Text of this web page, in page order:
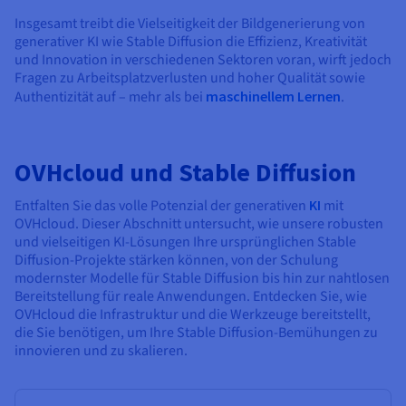
Insgesamt treibt die Vielseitigkeit der Bildgenerierung von
generativer KI wie Stable Diffusion die Effizienz, Kreativität
und Innovation in verschiedenen Sektoren voran, wirft jedoch
Fragen zu Arbeitsplatzverlusten und hoher Qualität sowie
Authentizität auf – mehr als bei maschinellem Lernen.
OVHcloud und Stable Diffusion
Entfalten Sie das volle Potenzial der generativen KI mit
OVHcloud. Dieser Abschnitt untersucht, wie unsere robusten
und vielseitigen KI-Lösungen Ihre ursprünglichen Stable
Diffusion-Projekte stärken können, von der Schulung
modernster Modelle für Stable Diffusion bis hin zur nahtlosen
Bereitstellung für reale Anwendungen. Entdecken Sie, wie
OVHcloud die Infrastruktur und die Werkzeuge bereitstellt,
die Sie benötigen, um Ihre Stable Diffusion-Bemühungen zu
innovieren und zu skalieren.